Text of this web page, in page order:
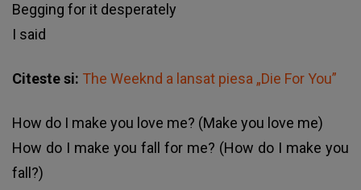
Begging for it desperately
I said
Citeste si: The Weeknd a lansat piesa „Die For You”
How do I make you love me? (Make you love me)
How do I make you fall for me? (How do I make you
fall?)